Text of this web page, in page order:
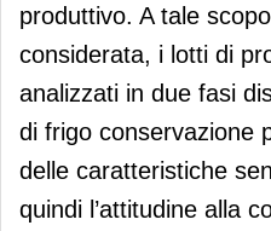
produttivo. A tale
considerata, i lotti di
analizzati in due fasi
di frigo conservazione
delle caratteristiche
quindi l’attitudine alla